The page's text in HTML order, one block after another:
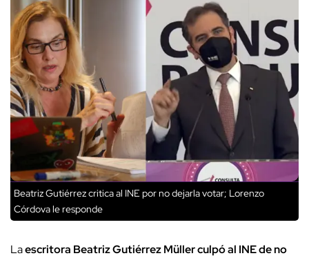
Beatriz Gutiérrez critica al INE por no dejarla votar; Lorenzo
Córdova le responde
Laescritora Beatriz Gutiérrez Müller culpó al INE de no